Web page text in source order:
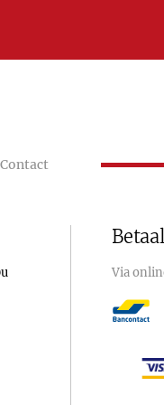
Contact
Via